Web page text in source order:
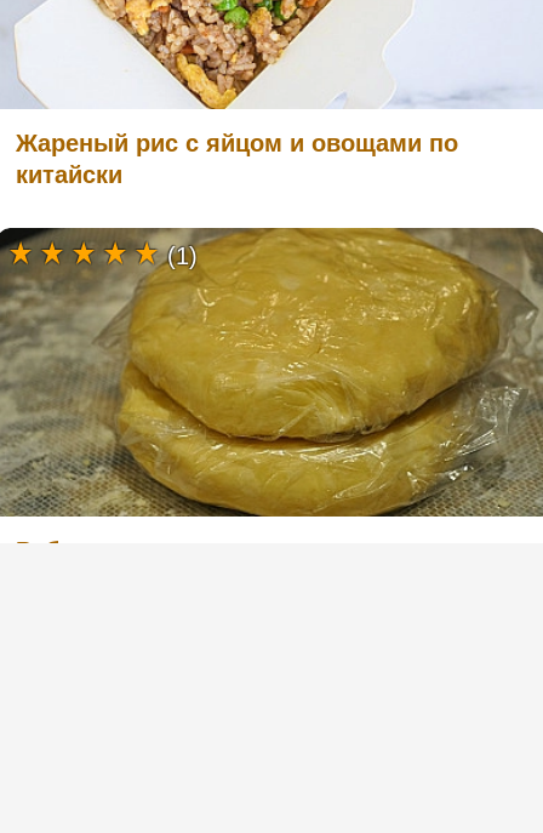
Жареный рис с яйцом и овощами по
китайски
Рубленое тесто - рецепт, как приготовить
(1)